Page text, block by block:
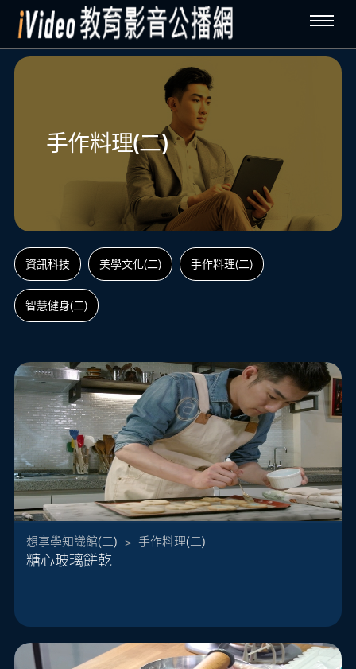
手作料理(二)
資訊科技 美學文化(二) 手作料理(二)
智慧健身(二)
還記得小時候鐵罐中裝著五彩繽紛的玻璃糖嗎？不
想享學知識館(二) > 手作料理(二)
糖心玻璃餅乾